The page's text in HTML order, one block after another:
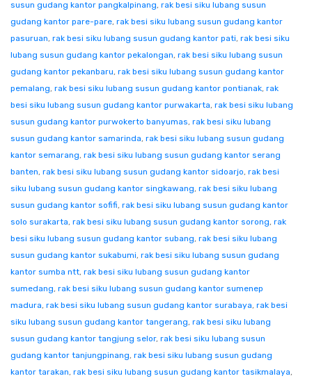
susun gudang kantor pangkalpinang, rak besi siku lubang susun
gudang kantor pare-pare, rak besi siku lubang susun gudang kantor
pasuruan, rak besi siku lubang susun gudang kantor pati, rak besi siku
lubang susun gudang kantor pekalongan, rak besi siku lubang susun
gudang kantor pekanbaru, rak besi siku lubang susun gudang kantor
pemalang, rak besi siku lubang susun gudang kantor pontianak, rak
besi siku lubang susun gudang kantor purwakarta, rak besi siku lubang
susun gudang kantor purwokerto banyumas, rak besi siku lubang
susun gudang kantor samarinda, rak besi siku lubang susun gudang
kantor semarang, rak besi siku lubang susun gudang kantor serang
banten, rak besi siku lubang susun gudang kantor sidoarjo, rak besi
siku lubang susun gudang kantor singkawang, rak besi siku lubang
susun gudang kantor sofifi, rak besi siku lubang susun gudang kantor
solo surakarta, rak besi siku lubang susun gudang kantor sorong, rak
besi siku lubang susun gudang kantor subang, rak besi siku lubang
susun gudang kantor sukabumi, rak besi siku lubang susun gudang
kantor sumba ntt, rak besi siku lubang susun gudang kantor
sumedang, rak besi siku lubang susun gudang kantor sumenep
madura, rak besi siku lubang susun gudang kantor surabaya, rak besi
siku lubang susun gudang kantor tangerang, rak besi siku lubang
susun gudang kantor tangjung selor, rak besi siku lubang susun
gudang kantor tanjungpinang, rak besi siku lubang susun gudang
kantor tarakan, rak besi siku lubang susun gudang kantor tasikmalaya,